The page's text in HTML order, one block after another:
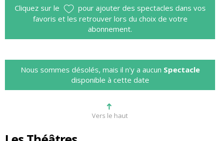
Cliquez sur le
pour ajouter des spectacles dans vos
favoris et les retrouver lors du choix de votre
abonnement.
Nous sommes désolés, mais il n'y a aucun Spectacle
disponible à cette date
Vers le haut
➜